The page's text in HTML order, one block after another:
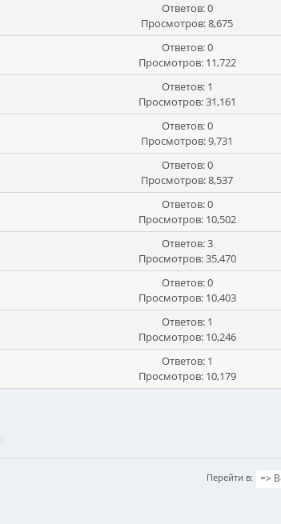
Ответов: 0
Просмотров: 8,675
Ответов: 0
Просмотров: 11,722
Ответов: 1
Просмотров: 31,161
Ответов: 0
Просмотров: 9,731
Ответов: 0
Просмотров: 8,537
Ответов: 0
Просмотров: 10,502
Ответов: 3
Просмотров: 35,470
Ответов: 0
Просмотров: 10,403
Ответов: 1
Просмотров: 10,246
Ответов: 1
Просмотров: 10,179
)
Перейти в